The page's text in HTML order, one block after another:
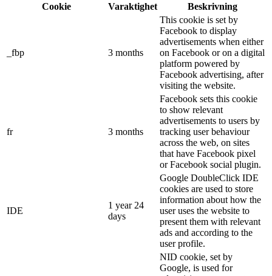
Cookie
Varaktighet Beskrivning
_fbp 3 months
This cookie is set by
Facebook to display
advertisements when either
on Facebook or on a digital
platform powered by
Facebook advertising, after
visiting the website.
fr 3 months
Facebook sets this cookie
to show relevant
advertisements to users by
tracking user behaviour
across the web, on sites
that have Facebook pixel
or Facebook social plugin.
IDE
1 year 24
days
Google DoubleClick IDE
cookies are used to store
information about how the
user uses the website to
present them with relevant
ads and according to the
user profile.
NID cookie, set by
Google, is used for